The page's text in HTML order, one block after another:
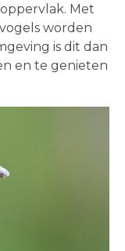
Met
worden
is dit dan
en te genieten